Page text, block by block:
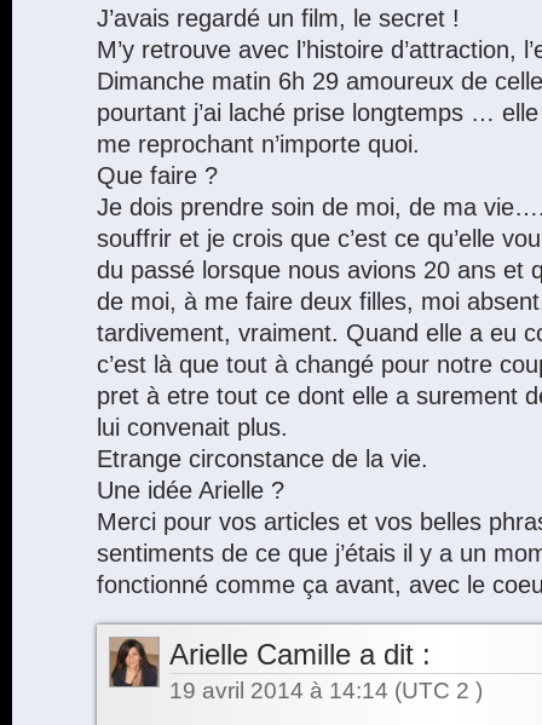
J’avais regardé un film, le secret !
M’y retrouve avec l’histoire d’attraction,
Dimanche matin 6h 29 amoureux de
pourtant j’ai laché prise longtemps …
me reprochant n’importe quoi.
Que faire ?
Je dois prendre soin de moi, de ma
souffrir et je crois que c’est ce qu’elle
du passé lorsque nous avions 20 ans et
de moi, à me faire deux filles, moi
tardivement, vraiment. Quand elle a eu
c’est là que tout à changé pour notre
pret à etre tout ce dont elle a surement
lui convenait plus.
Etrange circonstance de la vie.
Une idée Arielle ?
Merci pour vos articles et vos belles
sentiments de ce que j’étais il y a un
fonctionné comme ça avant, avec le
Arielle Camille a dit :
19 avril 2014 à 14:14 (UTC 2 )